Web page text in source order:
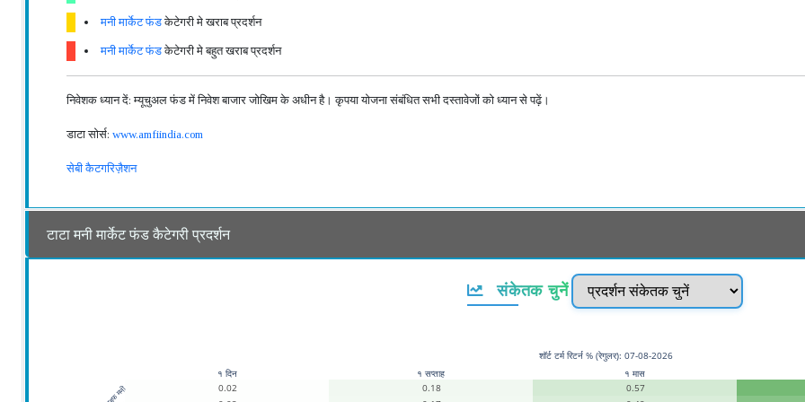
मनी मार्केट फंडकेटेगरी मे खराब प्रदर्शन
मनी मार्केट फंडकेटेगरी मे बहुत खराब प्रदर्शन
निवेशक ध्यान दें: म्यूचुअल फंड में निवेश बाजार जोखिम के अधीन है। कृपया योजना संबंधित सभी दस्तावेजों को ध्यान से पढ़ें।
डाटा सोर्स: www.amfiindia.com
सेबी कैटगरिज़ैशन
टाटा मनी मार्केट फंड कैटेगरी प्रदर्शन
संकेतक चुनें
0.02 0.18 0.57
१ दिन १ सप्ताह १ मास
शॉर्ट टर्म रिटर्न % (रेगुलर): 07-08-2026